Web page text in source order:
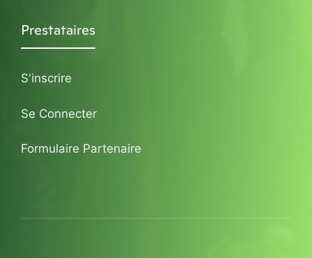
Prestataires
S'inscrire
Se Connecter
Formulaire Partenaire